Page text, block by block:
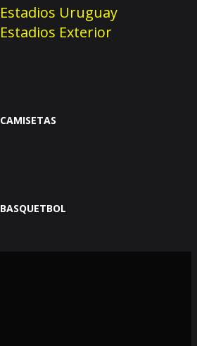
Estadios Uruguay
Estadios Exterior
CAMISETAS
BASQUETBOL